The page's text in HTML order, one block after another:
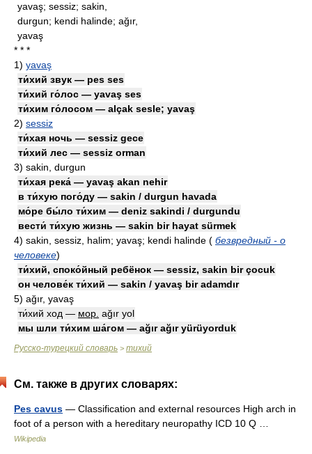
yavaş; sessiz; sakin,
durgun; kendi halinde; ağır,
yavaş
* * *
1) yavaş
ти́хий звук — pes ses
ти́хий го́лос — yavaş ses
ти́хим го́лосом — alçak sesle; yavaş
2) sessiz
ти́хая ночь — sessiz gece
ти́хий лес — sessiz orman
3) sakin, durgun
ти́хая река́ — yavaş akan nehir
в ти́хую пого́ду — sakin / durgun havada
мо́ре бы́ло ти́хим — deniz sakindi / durgundu
вести́ ти́хую жизнь — sakin bir hayat sürmek
4) sakin, sessiz, halim; yavaş; kendi halinde ( безвредный - о
человеке)
ти́хий, споко́йный ребёнок — sessiz, sakin bir çocuk
он челове́к ти́хий — sakin / yavaş bir adamdır
5) ağır, yavaş
ти́хий ход — мор. ağır yol
мы шли ти́хим ша́гом — ağır ağır yürüyorduk
Русско-турецкий словарь > тихий
См. также в других словарях:
Pes cavus — Classification and external resources High arch in
foot of a person with a hereditary neuropathy ICD 10 Q …
Wikipedia